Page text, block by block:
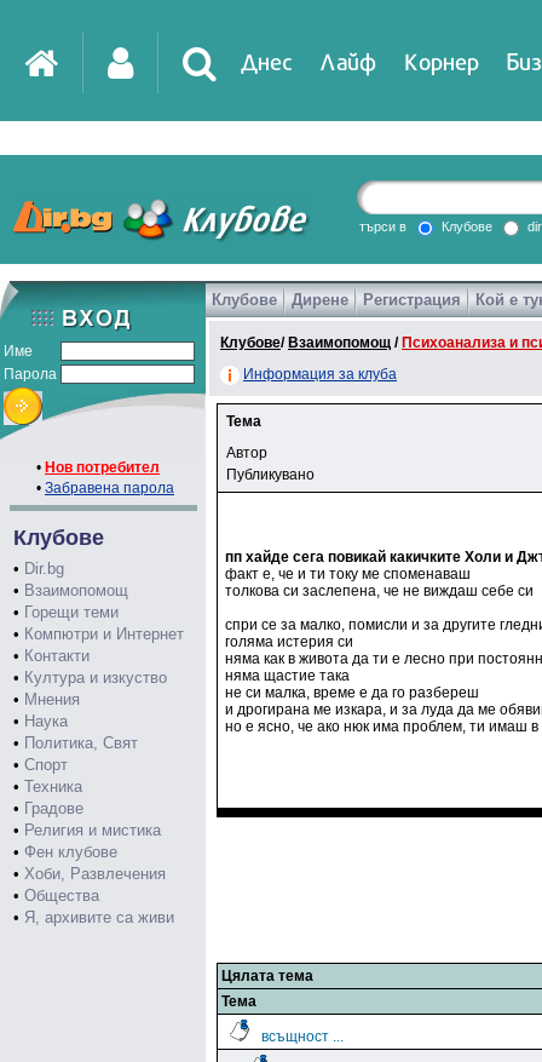
Днес Лайф Корнер
търси в Клубове
Име
Парола
• Нов потребител
• Забравена парола
Клубове
• Dir.bg
• Взаимопомощ
• Горещи теми
• Компютри и Интернет
• Контакти
• Култура и изкуство
• Мнения
• Наука
• Политика, Свят
• Спорт
• Техника
• Градове
• Религия и мистика
• Фен клубове
• Хоби, Развлечения
• Общества
• Я, архивите са живи
Клубове Дирене Регистрация Кой е
Клубове/ Взаимопомощ / Психоанализа и
Информация за клуба
Тема
Автор
Публикувано
пп хайде сега повикай какичките Холи и
факт е, че и ти току ме споменаваш
толкова си заслепена, че не виждаш себе си
спри се за малко, помисли и за другите
голяма истерия си
няма как в живота да ти е лесно при
няма щастие така
не си малка, време е да го разбереш
и дрогирана ме изкара, и за луда да ме
но е ясно, че ако нюк има проблем, ти имаш
Цялата тема
Тема
всъщност ...